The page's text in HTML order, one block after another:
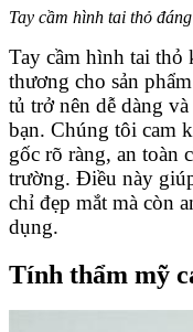
Tay cầm hình tai thỏ
Tay cầm hình tai thỏ
thương cho sản
tủ trở nên dễ dàng
bạn. Chúng tôi cam
gốc rõ ràng, an toàn
trường. Điều này
chỉ đẹp mắt mà còn
dụng.
Tính thẩm mỹ